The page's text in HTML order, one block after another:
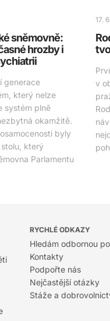
sněmovně:
hrozby i
generace
který nelze
systém plně
okamžitě.
byly
který
Parlamentu
17.
v
RYCHLÉ ODKAZY
Hledám odbornou
Kontakty
Podpořte nás
Nejčastější otázky
Stáže a